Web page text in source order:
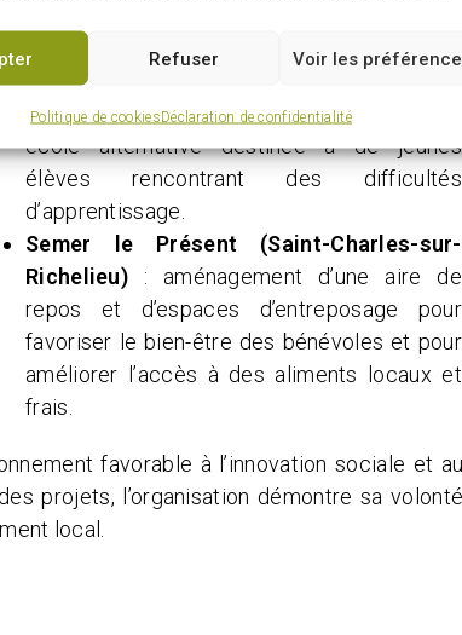
Refuser Voir les
Politique de cookiesDéclaration de confidentialité
000 $ a été alloué à ces deux projets :
École Le REPAIRE (Beloeil)
des locaux nécessaires à l’ouverture d’une
école alternative destinée à de jeunes
élèves rencontrant des difficultés
d’apprentissage.
Semer le Présent (Saint-Charles-sur-
Richelieu) : aménagement d’une aire de
repos et d’espaces d’entreposage pour
favoriser le bien-être des bénévoles et pour
améliorer l’accès à des aliments locaux et
frais.
favorable à l’innovation sociale et au
projets, l’organisation démontre sa volonté
local.